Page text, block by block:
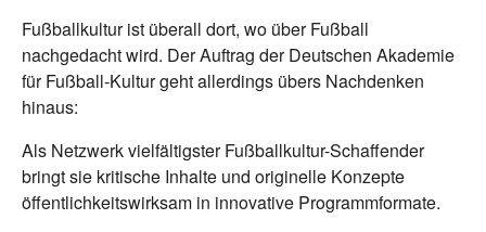
Fußballkultur ist überall dort, wo über Fußball
nachgedacht wird. Der Auftrag der Deutschen Akademie
für Fußball-Kultur geht allerdings übers Nachdenken
hinaus:
Als Netzwerk vielfältigster Fußballkultur-Schaffender
bringt sie kritische Inhalte und originelle Konzepte
öffentlichkeitswirksam in innovative Programmformate.